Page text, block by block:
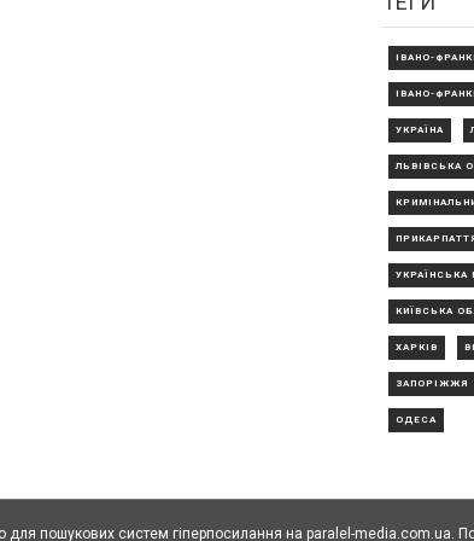
ІВАНО-
ІВАНО-
УКРАЇНА
ЛЬВІВСЬКА
УКРАЇНСЬКА
КИЇВСЬКА
ХАРКІВ
ЗАПОРІЖЖЯ
ОДЕСА
для пошукових систем гіперпосилання на paralel-media.com.ua.